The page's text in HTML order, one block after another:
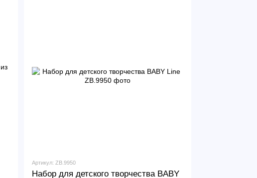
Артикул: ZB.9950
Набор для детского творчества BABY